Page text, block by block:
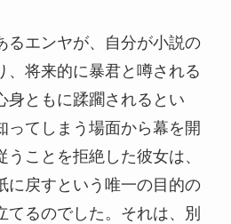
るエンヤが、自分が小説の
、将来的に暴君と噂される
身ともに蹂躙されるとい
ってしまう場面から幕を開
ことを拒絶した彼女は、
に戻すという唯一の目的の
てるのでした。それは、別